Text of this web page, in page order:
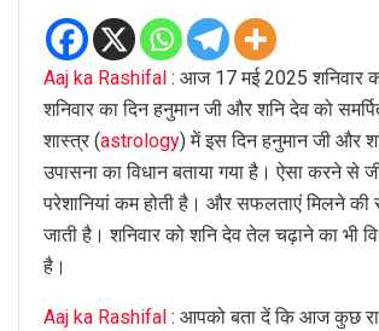
Aaj ka Rashifal : आज 17 मई 2025 शनिवार
शनिवार का दिन हनुमान जी और शनि देव को
शास्त्र (astrology) में इस दिन हनुमान जी और
उपासना का विधान बताया गया है। ऐसा करने से
परेशानियां कम होती है। और सफलताएं मिलने की
जाती है। शनिवार को शनि देव तेल चढ़ाने का भी
है।
Aaj ka Rashifal : आपको बता दें कि आज कुछ